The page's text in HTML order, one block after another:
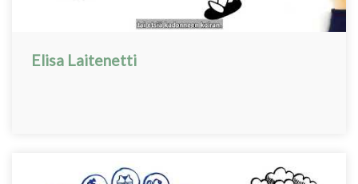
Elisa Laitenetti